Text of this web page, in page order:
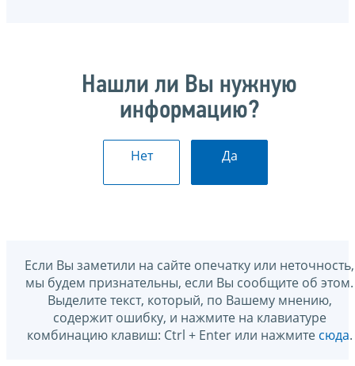
Нашли ли Вы нужную
информацию?
Нет Да
Если Вы заметили на сайте опечатку или неточность,
мы будем признательны, если Вы сообщите об этом.
Выделите текст, который, по Вашему мнению,
содержит ошибку, и нажмите на клавиатуре
комбинацию клавиш: Ctrl + Enter или нажмите сюда.